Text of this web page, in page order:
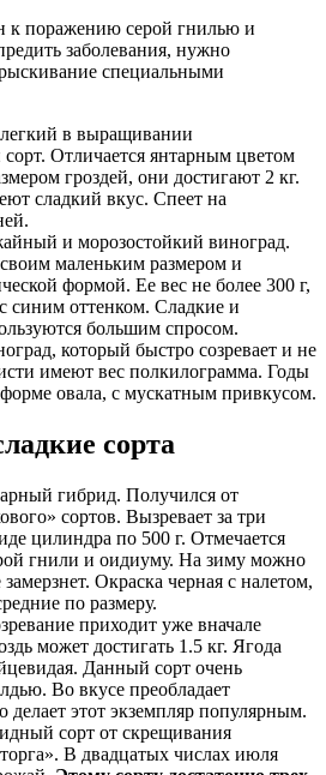
к поражению серой гнилью и
заболевания, нужно
специальными
в выращивании
Отличается янтарным цветом
гроздей, они достигают 2 кг.
сладкий вкус. Спеет на
и морозостойкий виноград.
своим маленьким размером и
формой. Ее вес не более 300 г,
синим оттенком. Сладкие и
большим спросом.
который быстро созревает и не
имеют вес полкилограмма. Годы
овала, с мускатным привкусом.
сорта
гибрид. Получился от
сортов. Вызревает за три
цилиндра по 500 г. Отмечается
гнили и оидиуму. На зиму можно
Окраска черная с налетом,
по размеру.
приходит уже вначале
может достигать 1.5 кг. Ягода
Данный сорт очень
Во вкусе преобладает
делает этот экземпляр популярным.
сорт от скрещивания
В двадцатых числах июля